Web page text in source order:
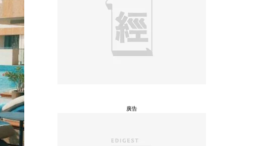
廣告